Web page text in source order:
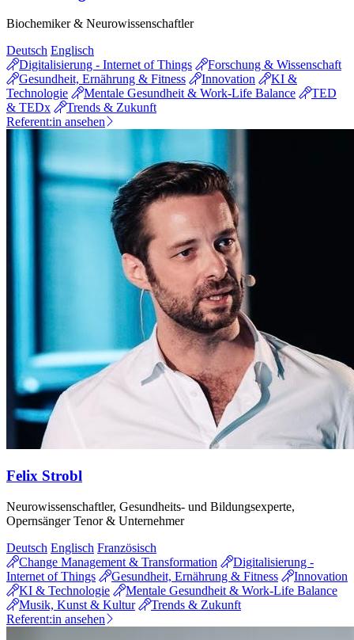
Biochemiker & Neurowissenschaftler
Deutsch Englisch
Digitalisierung - Internet of Things
Forschung & Wissenschaft
Gesundheit, Ernährung & Fitness
Innovation
KI &
Technologie
Mentale Gesundheit & Work-Life Balance
TED
& TEDx
Trends & Zukunft
Referent:in ansehen
Felix Strobl
Neurowissenschaftler, Gesundheits- und Bildungsexperte,
Opernsänger Tenor & Unternehmer
Deutsch Englisch Französisch
Change Management & Transformation
Digitalisierung -
Internet of Things
Gesundheit, Ernährung & Fitness
Innovation
KI & Technologie
Mentale Gesundheit & Work-Life Balance
Musik, Kunst & Kultur
Trends & Zukunft
Referent:in ansehen